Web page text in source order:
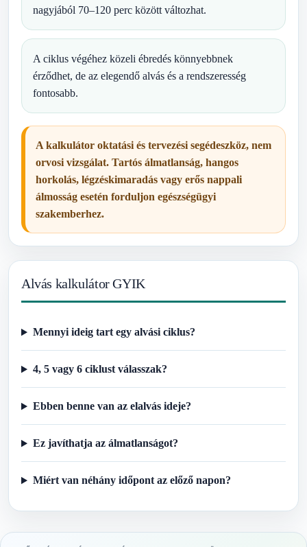
nagyjából 70–120 perc között változhat.
A ciklus végéhez közeli ébredés könnyebbnek
érződhet, de az elegendő alvás és a rendszeresség
fontosabb.
A kalkulátor oktatási és tervezési segédeszköz, nem
orvosi vizsgálat. Tartós álmatlanság, hangos
horkolás, légzéskimaradás vagy erős nappali
álmosság esetén forduljon egészségügyi
szakemberhez.
Alvás kalkulátor GYIK
Mennyi ideig tart egy alvási ciklus?
4, 5 vagy 6 ciklust válasszak?
Ebben benne van az elalvás ideje?
Ez javíthatja az álmatlanságot?
Miért van néhány időpont az előző napon?